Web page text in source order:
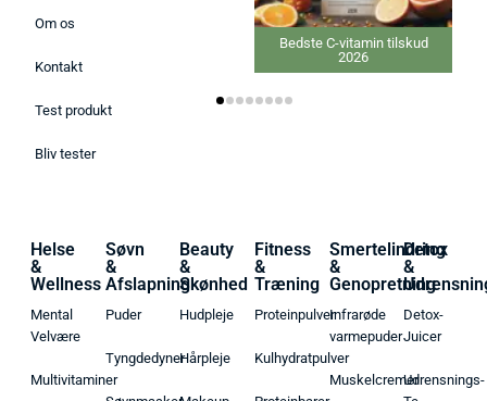
Om os
Kontakt
Test produkt
Bliv tester
Bedste C-vitamin tilskud
2026
Helse
&
Wellness
Mental
Velvære
Multivitaminer
Søvn
&
Afslapning
Puder
Tyngdedyner
Beauty
&
Skønhed
Hudpleje
Hårpleje
Fitness
&
Træning
Proteinpulver
Kulhydratpulver
Smertelindring
&
Genopretning
Infrarøde
varmepuder
Muskelcremer
Detox
&
Detox-
Juicer
Udrensnings-